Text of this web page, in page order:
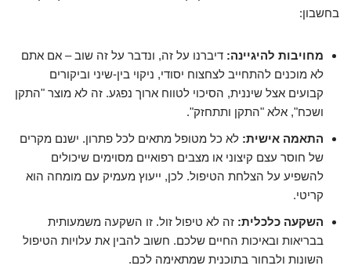
בחשבון:
מחויבות להיגיינה: דיברנו על זה, ונדבר על זה שוב – אם אתם
לא מוכנים להתחייב לצחצוח יסודי, ניקוי בין-שיני וביקורים
קבועים אצל שיננית, הסיכוי לטווח ארוך נפגע. זה לא מוצר "התקן
ושכח", אלא "התקן ותתחזק".
התאמה אישית: לא כל מטופל מתאים לכל פתרון. ישנם מקרים
של חוסר עצם קיצוני או מצבים רפואיים מסוימים שיכולים
להשפיע על הצלחת הטיפול. לכן, ייעוץ מעמיק עם מומחה הוא
קריטי.
השקעה כלכלית: זה לא טיפול זול. זו השקעה משמעותית
בבריאות ובאיכות החיים שלכם. חשוב להבין את עלויות הטיפול
השונות ולבחור בתוכנית שמתאימה לכם.